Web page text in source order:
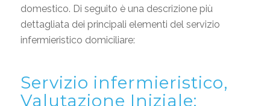
domestico. Di seguito è una descrizione più
dettagliata dei principali elementi del servizio
infermieristico domiciliare:
Servizio infermieristico,
Valutazione Iniziale: